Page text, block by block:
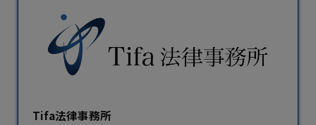
Tifa法律事務所